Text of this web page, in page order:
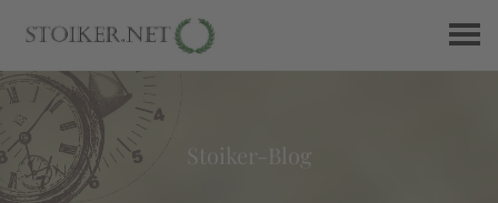
Stoiker-Blog